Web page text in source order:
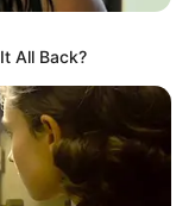
All Back?